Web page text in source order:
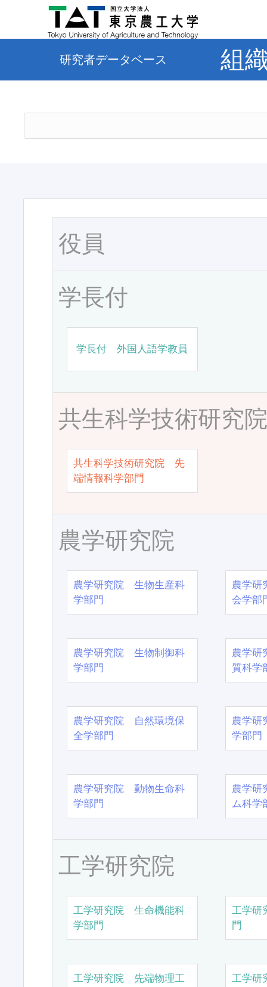
研究者データベース 組
役員
学長付
学長付 外国人語学教員
共生科学技術研究
共生科学技術研究院 先
端情報科学部門
農学研究院
農学研究院 生物生産科
学部門
農学
会学部
農学研究院 生物制御科
学部門
農学
質科学
農学研究院 自然環境保
全学部門
農学
学部門
農学研究院 動物生命科
学部門
農学
ム科学
工学研究院
工学研究院 生命機能科
学部門
工学研
門
工学研究院 先端物理工
工学研